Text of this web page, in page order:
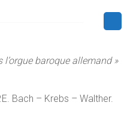
baroque allemand »
Bach – Krebs – Walther.